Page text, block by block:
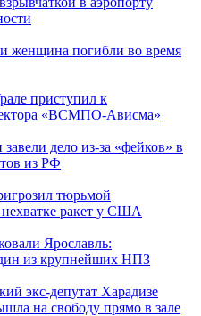
женщина погибли во время
приступил к
«ВСМПО-Ависма»
дело из-за «фейков» в
из РФ
тюрьмой
ракет у США
Ярославль:
из крупнейших НПЗ
экс-депутат Харадизе
на свободу прямо в зале